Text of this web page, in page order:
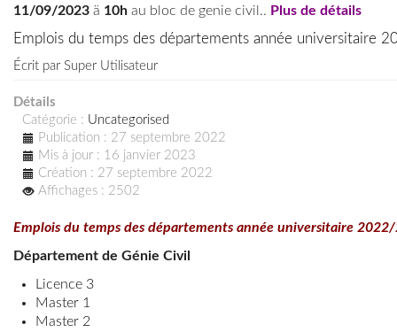
11/09/2023 ä 10h au bloc de genie civil.. Plus de détails
Emplois du temps des départements année universitaire
Écrit par Super Utilisateur
Détails
Catégorie : Uncategorised
Publication : 27 septembre 2022
Mis à jour : 16 janvier 2023
Création : 27 septembre 2022
Affichages : 2502
Emplois du temps des départements année universitaire
Département de Génie Civil
Licence 3
Master 1
Master 2